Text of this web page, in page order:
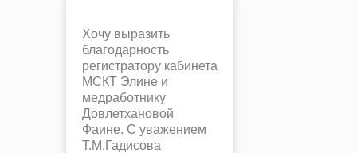
Хочу выразить
благодарность
регистратору кабинета
МСКТ Элине и
медработнику
Довлетхановой
Фаине. С уважением
Т.М.Гадисова